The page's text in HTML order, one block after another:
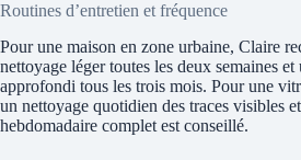
Routines d’entretien et fréquence
Pour une maison en zone urbaine, Claire
nettoyage léger toutes les deux semaines et
approfondi tous les trois mois. Pour une
un nettoyage quotidien des traces visibles
hebdomadaire complet est conseillé.